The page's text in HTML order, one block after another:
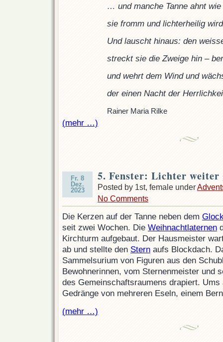
… und manche Tanne ahnt wie
sie fromm und lichterheilig
Und lauscht hinaus: den
streckt sie die Zweige hin –
und wehrt dem Wind und
der einen Nacht der
Rainer Maria Rilke
(mehr …)
Fr. 8
Dez.
2023
5. Fenster: Lichter weiter
Posted by 1st, female under
No Comments
Die Kerzen auf der Tanne neben dem
seit zwei Wochen. Die Weihnachtlaternen
Kirchturm aufgebaut. Der Hausmeister
ab und stellte den Stern aufs Blockdach.
Sammelsurium von Figuren aus den
Bewohnerinnen, vom Sternenmeister und
des Gemeinschaftsraumens drapiert. Ums
Gedränge von mehreren Eseln, einem
(mehr …)